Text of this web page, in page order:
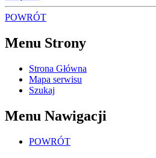
POWRÓT
Menu Strony
Strona Główna
Mapa serwisu
Szukaj
Menu Nawigacji
POWRÓT